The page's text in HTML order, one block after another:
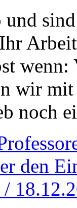
wir
noch
den